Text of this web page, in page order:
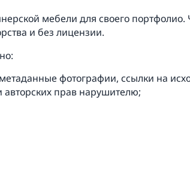
мебели для своего портфолио.
и без лицензии.
фотографии, ссылки на
прав нарушителю;